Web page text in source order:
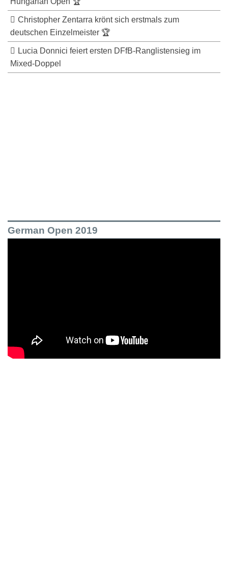
Christopher Zentarra krönt sich erstmals zum
deutschen Einzelmeister 🏆
Lucia Donnici feiert ersten DFfB-Ranglistensieg im
Mixed-Doppel
German Open 2019